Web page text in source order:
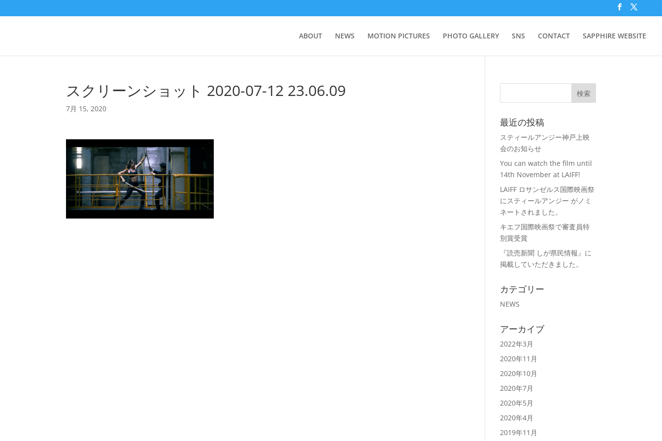
ABOUT NEWS MOTION PICTURES PHOTO GALLERY SNS CONTACT SAPPHIRE WEBSITE
スクリーンショット 2020-07-12 23.06.09
7月 15, 2020
最近の投稿
スティールアンジー神戸上映
会のお知らせ
You can watch the film until
14th November at LAIFF!
LAIFF ロサンゼルス国際映画祭
にスティールアンジー がノミ
ネートされました。
キエフ国際映画祭で審査員特
別賞受賞
『読売新聞 しが県民情報』に
掲載していただきました。
カテゴリー
NEWS
アーカイブ
2022年3月
2020年11月
2020年10月
2020年7月
2020年5月
2020年4月
2019年11月